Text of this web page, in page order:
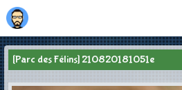
[Parc des Félins] 210820181051e